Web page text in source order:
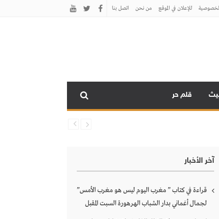
للإعلان في الموقع من نحن اتصل بنـا
قلم حر
آخر الأخبار
قراءة في كتاب ” مغرب اليوم ليس هو مغرب الأمس”
لجمال أغماني بدار الشباب الهرهورة السبت المقبل